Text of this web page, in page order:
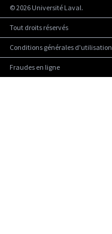
©2026 Université Laval.
Tout droits réservés
Conditions générales d'utilisation
Fraudes en ligne